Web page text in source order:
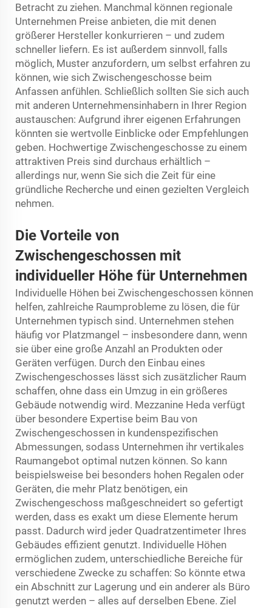
Betracht zu ziehen. Manchmal können regionale
Unternehmen Preise anbieten, die mit denen
größerer Hersteller konkurrieren – und zudem
schneller liefern. Es ist außerdem sinnvoll, falls
möglich, Muster anzufordern, um selbst erfahren zu
können, wie sich Zwischengeschosse beim
Anfassen anfühlen. Schließlich sollten Sie sich auch
mit anderen Unternehmensinhabern in Ihrer Region
austauschen: Aufgrund ihrer eigenen Erfahrungen
könnten sie wertvolle Einblicke oder Empfehlungen
geben. Hochwertige Zwischengeschosse zu einem
attraktiven Preis sind durchaus erhältlich –
allerdings nur, wenn Sie sich die Zeit für eine
gründliche Recherche und einen gezielten Vergleich
nehmen.
Die Vorteile von
Zwischengeschossen mit
individueller Höhe für Unternehmen
Individuelle Höhen bei Zwischengeschossen können
helfen, zahlreiche Raumprobleme zu lösen, die für
Unternehmen typisch sind. Unternehmen stehen
häufig vor Platzmangel – insbesondere dann, wenn
sie über eine große Anzahl an Produkten oder
Geräten verfügen. Durch den Einbau eines
Zwischengeschosses lässt sich zusätzlicher Raum
schaffen, ohne dass ein Umzug in ein größeres
Gebäude notwendig wird. Mezzanine Heda verfügt
über besondere Expertise beim Bau von
Zwischengeschossen in kundenspezifischen
Abmessungen, sodass Unternehmen ihr vertikales
Raumangebot optimal nutzen können. So kann
beispielsweise bei besonders hohen Regalen oder
Geräten, die mehr Platz benötigen, ein
Zwischengeschoss maßgeschneidert so gefertigt
werden, dass es exakt um diese Elemente herum
passt. Dadurch wird jeder Quadratzentimeter Ihres
Gebäudes effizient genutzt. Individuelle Höhen
ermöglichen zudem, unterschiedliche Bereiche für
verschiedene Zwecke zu schaffen: So könnte etwa
ein Abschnitt zur Lagerung und ein anderer als Büro
genutzt werden – alles auf derselben Ebene. Ziel